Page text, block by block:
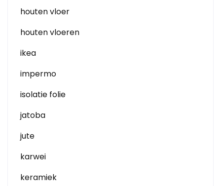
houten vloer
houten vloeren
ikea
impermo
isolatie folie
jatoba
jute
karwei
keramiek